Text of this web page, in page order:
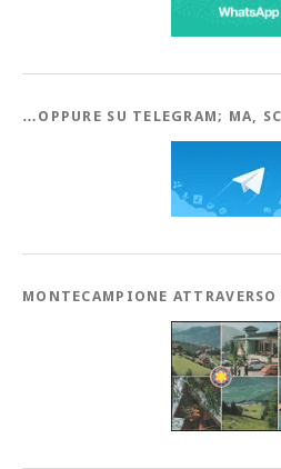
…OPPURE SU TELEGRAM; MA,
MONTECAMPIONE